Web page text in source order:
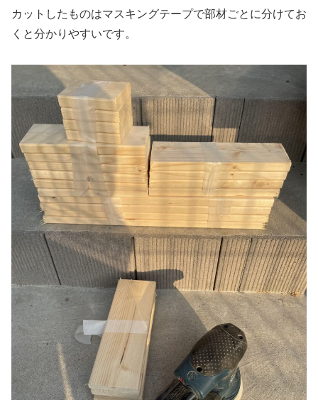
カットしたものはマスキングテープで部材ごとに分けてお
くと分かりやすいです。